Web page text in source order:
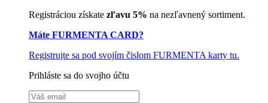
Registráciou získate zľavu 5% na nezľavnený sortiment.
Máte FURMENTA CARD?
Registrujte sa pod svojím čislom FURMENTA karty tu.
Prihláste sa do svojho účtu